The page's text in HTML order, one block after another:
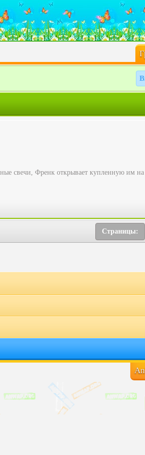
свечи, Френк открывает купленную им
Страницы: